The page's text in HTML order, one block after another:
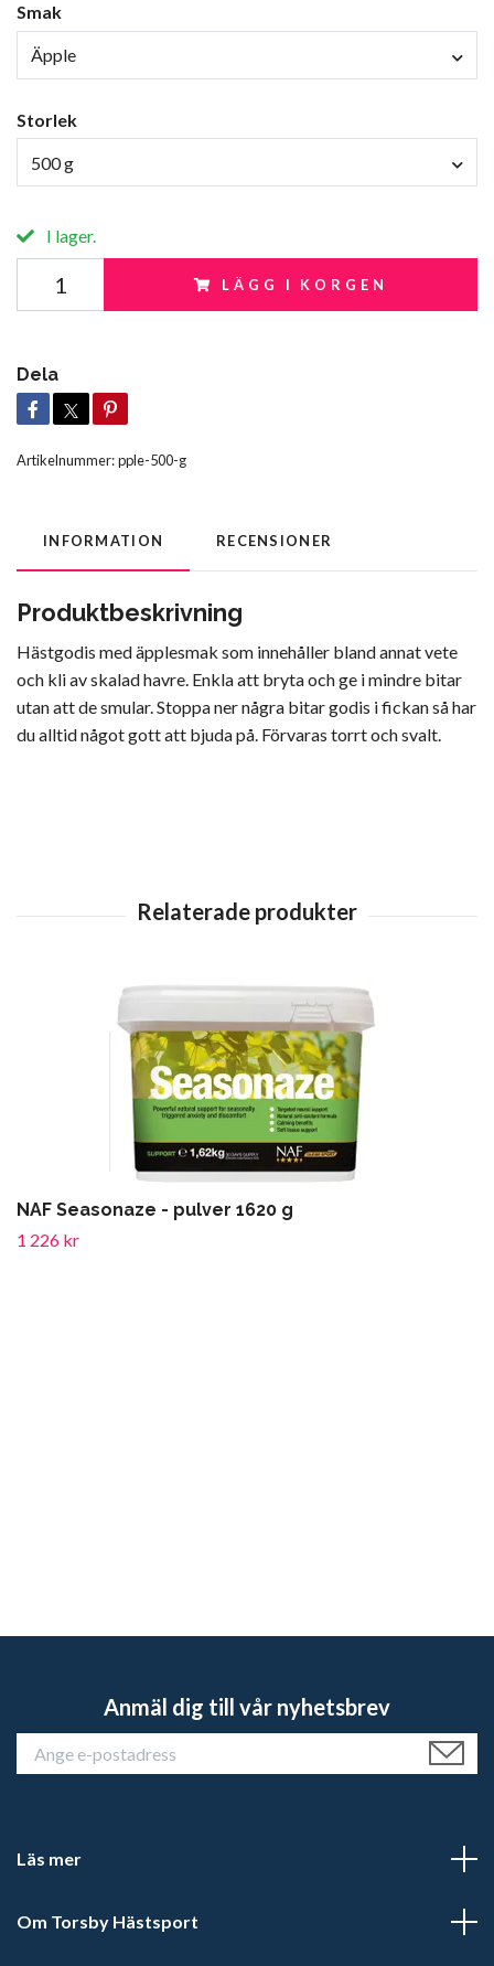
Smak
Äpple
Storlek
500 g
I lager.
LÄGG I KORGEN
Dela
Artikelnummer:pple-500-g
INFORMATION RECENSIONER
Produktbeskrivning
Hästgodis med äpplesmak som innehåller bland annat vete
och kli av skalad havre. Enkla att bryta och ge i mindre bitar
utan att de smular. Stoppa ner några bitar godis i fickan så har
du alltid något gott att bjuda på. Förvaras torrt och svalt.
NAF Seasonaze - pulver 1620 g
1 226 kr
Anmäl dig till vår nyhetsbrev
Läs mer
Om Torsby Hästsport